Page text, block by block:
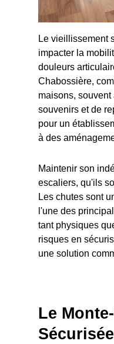
Le vieillissement
impacter la
douleurs
Chabossière,
maisons,
souvenirs et de
pour un
à des
Maintenir son
escaliers, qu'ils
Les chutes sont
l'une des
tant physiques
risques en
une solution
Le
Sécurisée